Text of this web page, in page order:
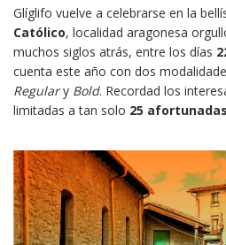
Glíglifo vuelve a celebrarse en la
Católico, localidad aragonesa
muchos siglos atrás, entre los días
cuenta este año con dos
Regulary Bold. Recordad los
limitadas a tan solo 25